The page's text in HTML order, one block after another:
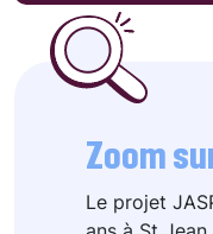
Zoom
Le projet